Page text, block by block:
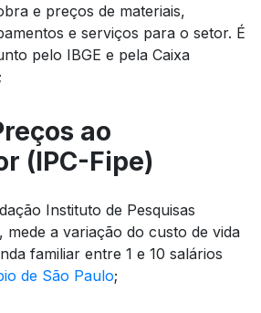
e preços de materiais,
e serviços para o setor. É
pelo IBGE e pela Caixa
ao
(IPC-Fipe)
Instituto de Pesquisas
mede a variação do custo de vida
familiar entre 1 e 10 salários
de São Paulo;